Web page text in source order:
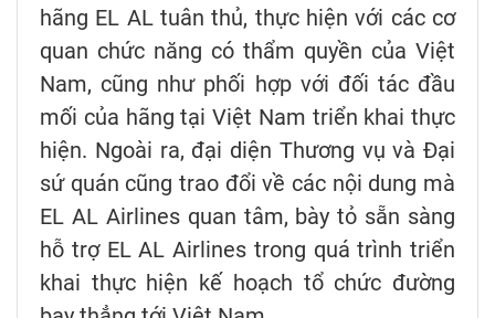
hãng EL AL tuân thủ, thực hiện với các cơ
quan chức năng có thẩm quyền của Việt
Nam, cũng như phối hợp với đối tác đầu
mối của hãng tại Việt Nam triển khai thực
hiện. Ngoài ra, đại diện Thương vụ và Đại
sứ quán cũng trao đổi về các nội dung mà
EL AL Airlines quan tâm, bày tỏ sẵn sàng
hỗ trợ EL AL Airlines trong quá trình triển
khai thực hiện kế hoạch tổ chức đường